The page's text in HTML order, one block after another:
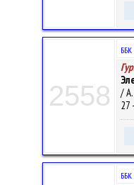
2558
ББК
/
27
ББК